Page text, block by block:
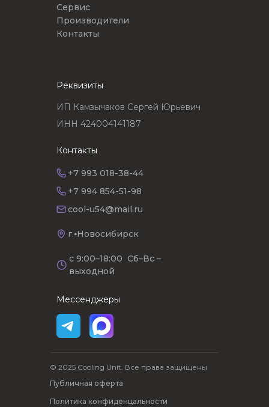
+7 994 854-51-98
+7 993 018-38-44
cool-u54@mail.ru
г.⦁Новосибирск
с 9:00–18:00 Сб–Вс –
выходной
Контакты
ИП Камзычаков Сергей Юрьевич
ИНН 424004141187
Реквизиты
Мессенджеры
Сервис
Производители
Контакты
Публичная оферта
Политика конфиденцальности
© 2025 Cooling Unit. Все права защищены